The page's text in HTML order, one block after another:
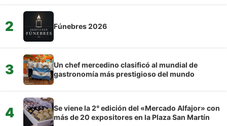
2 Fúnebres 2026
3
Un chef mercedino clasificó al mundial de
gastronomía más prestigioso del mundo
4
Se viene la 2° edición del «Mercado Alfajor» con
más de 20 expositores en la Plaza San Martín